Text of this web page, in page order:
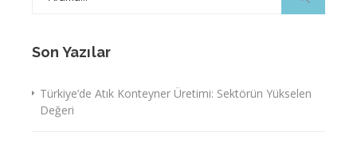
Son Yazılar
Türkiye’de Atık Konteyner Üretimi: Sektörün Yükselen
Değeri